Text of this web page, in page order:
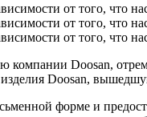
от того, что
от того, что
от того, что
Doosan,
Doosan,
форме и